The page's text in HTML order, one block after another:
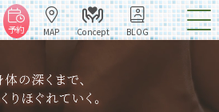
予約 MAP Concept BLOG